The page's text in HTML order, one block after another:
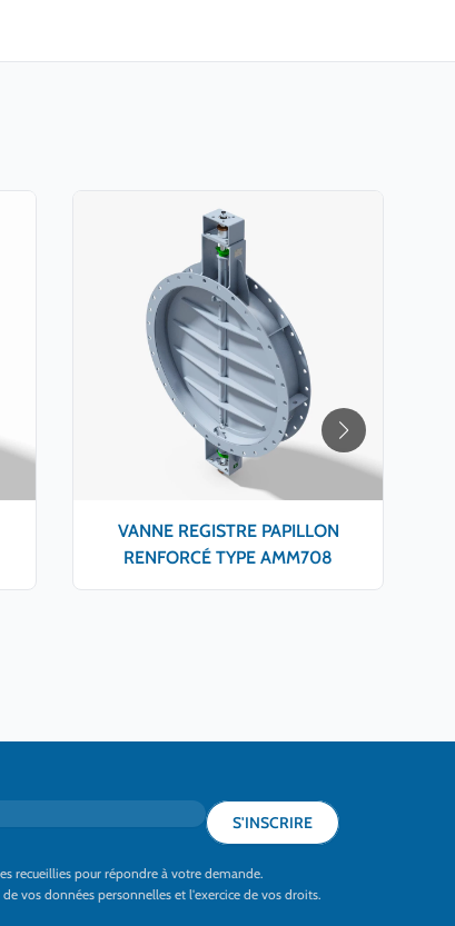
VANNE REGISTRE PAPILLON
RENFORCÉ TYPE AMM708
S'INSCRIRE
recueillies pour répondre à votre demande.
vos données personnelles et l'exercice de vos droits.